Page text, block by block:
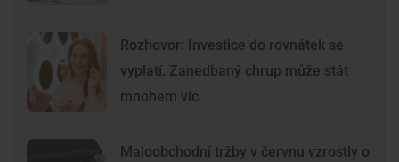
Rozhovor: Investice do rovnátek se
vyplatí. Zanedbaný chrup může stát
mnohem víc
Maloobchodní tržby v červnu vzrostly o